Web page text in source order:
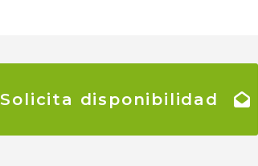
Solicita disponibilidad